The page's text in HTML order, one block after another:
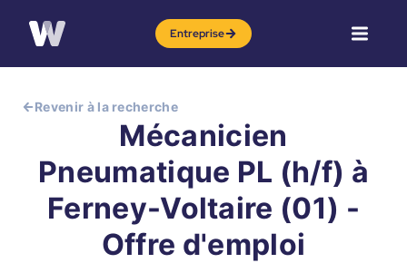
Entreprise
Revenir à la recherche
Mécanicien
Pneumatique PL (h/f) à
Ferney-Voltaire (01) -
Offre d'emploi